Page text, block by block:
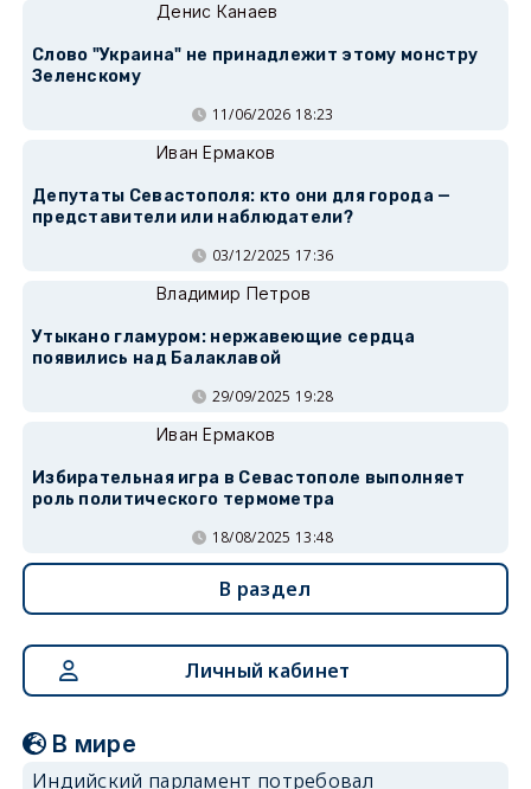
Денис Канаев
Слово "Украина" не принадлежит этому монстру
Зеленскому
11/06/2026 18:23
Иван Ермаков
Депутаты Севастополя: кто они для города —
представители или наблюдатели?
03/12/2025 17:36
Владимир Петров
Утыкано гламуром: нержавеющие сердца
появились над Балаклавой
29/09/2025 19:28
Иван Ермаков
Избирательная игра в Севастополе выполняет
роль политического термометра
18/08/2025 13:48
В раздел
Личный кабинет
В мире
Индийский парламент потребовал